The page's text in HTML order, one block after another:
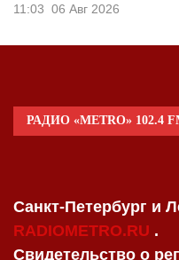
11:03 06 Авг 2026
РАДИО «METRO» 102.4
Санкт-Петербург и
RADIOMETRO.RU .
Свидетельство о